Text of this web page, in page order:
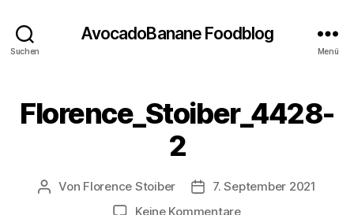
Suchen
AvocadoBanane Foodblog
Menü
Florence_Stoiber_4428-
2
Beitragsautor
Von Florence Stoiber Veröffentlichungsdatum
7. September 2021
Keine Kommentarezu